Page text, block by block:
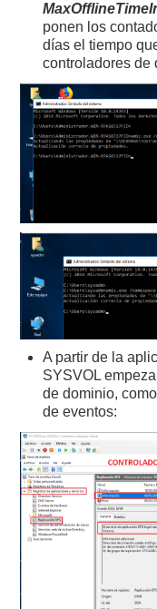
ponen los
días el tiempo
controladores de
A partir de la
SYSVOL
de dominio,
de eventos: